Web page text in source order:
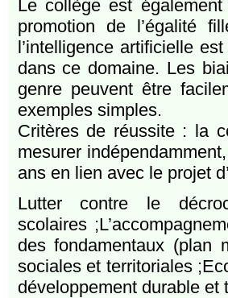
Le collège est
promotion de l’égalité
l’intelligence artificielle
dans ce domaine. Les
genre peuvent être
exemples simples.
Critères de réussite : la
mesurer
ans en lien avec le projet
Lutter contre le
scolaires
des fondamentaux (plan
sociales et territoriales
développement durable et